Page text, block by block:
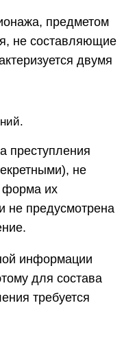
предметом
не составляющие
двумя
преступления
не
форма их
не предусмотрена
информации
для состава
требуется